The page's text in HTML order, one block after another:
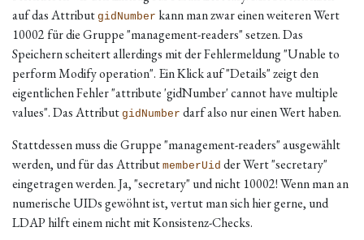
auf das Attribut gidNumber kann man zwar einen weiteren Wert
10002 für die Gruppe "management-readers" setzen. Das
Speichern scheitert allerdings mit der Fehlermeldung "Unable to
perform Modify operation". Ein Klick auf "Details" zeigt den
eigentlichen Fehler "attribute 'gidNumber' cannot have multiple
values". Das Attribut gidNumber darf also nur einen Wert haben.
Stattdessen muss die Gruppe "management-readers" ausgewählt
werden, und für das AttributmemberUid der Wert "secretary"
eingetragen werden. Ja, "secretary" und nicht 10002! Wenn man an
numerische UIDs gewöhnt ist, vertut man sich hier gerne, und
LDAP hilft einem nicht mit Konsistenz-Checks.